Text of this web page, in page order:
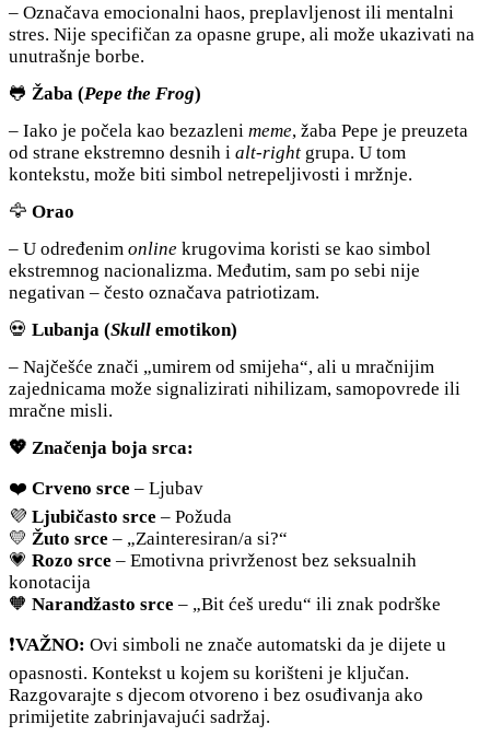
– Označava emocionalni haos, preplavljenost ili mentalni
stres. Nije specifičan za opasne grupe, ali može ukazivati na
unutrašnje borbe.
🐸 Žaba (Pepe the Frog)
– Iako je počela kao bezazleni meme, žaba Pepe je preuzeta
od strane ekstremno desnih i alt-right grupa. U tom
kontekstu, može biti simbol netrepeljivosti i mržnje.
🦅 Orao
– U određenim online krugovima koristi se kao simbol
ekstremnog nacionalizma. Međutim, sam po sebi nije
negativan – često označava patriotizam.
💀 Lubanja (Skull emotikon)
– Najčešće znači „umirem od smijeha“, ali u mračnijim
zajednicama može signalizirati nihilizam, samopovrede ili
mračne misli.
💖 Značenja boja srca:
❤️ Crveno srce – Ljubav
💜 Ljubičasto srce – Požuda
💛 Žuto srce – „Zainteresiran/a si?“
💗 Rozo srce – Emotivna privrženost bez seksualnih
konotacija
🧡 Narandžasto srce – „Bit ćeš uredu“ ili znak podrške
❗VAŽNO: Ovi simboli ne znače automatski da je dijete u
opasnosti. Kontekst u kojem su korišteni je ključan.
Razgovarajte s djecom otvoreno i bez osuđivanja ako
primijetite zabrinjavajući sadržaj.